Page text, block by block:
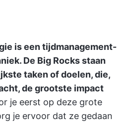
is een tijdmanagement-
De Big Rocks staan
taken of doelen, die,
de grootste impact
je eerst op deze grote
je ervoor dat ze gedaan